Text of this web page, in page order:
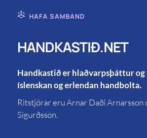
HAFA SAMBAND
HANDKASTIÐ.NET
Handkastið er hlaðvarpsþáttur
íslenskan og erlendan handbolta.
Ritstjórar eru Arnar Daði Arnarsson
Sigurðsson.